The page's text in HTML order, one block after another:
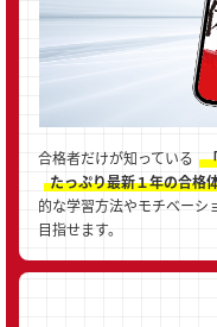
合格者だけが知っている
たっぷり最新１年の合格
的な学習方法やモチベーシ
目指せます。